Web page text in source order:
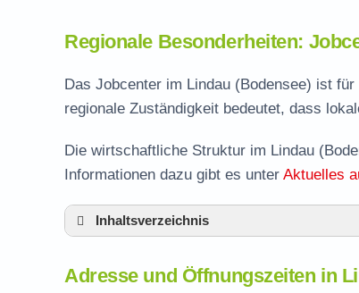
Regionale Besonderheiten:
Das Jobcenter im Lindau (Bodensee) ist
regionale Zuständigkeit bedeutet, dass
Die wirtschaftliche Struktur im Lindau
Informationen dazu gibt es unter Aktuelles
Inhaltsverzeichnis
Leistungen der Arbeitsvermittlung in
Adresse und Öffnungszeiten in